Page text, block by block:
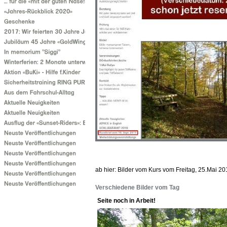
ab hier: Bilder vom Kurs vom Freitag, 25.Mai
Verschiedene Bilder vom Tag
Seite noch in Arbeit!